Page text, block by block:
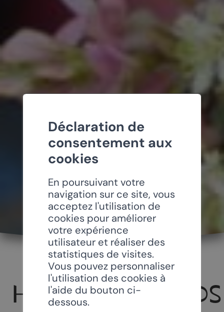
HALLOWEEN’KIDS
Déclaration de
consentement aux
cookies
En poursuivant votre
navigation sur ce site, vous
acceptez l'utilisation de
cookies pour améliorer
votre expérience
utilisateur et réaliser des
statistiques de visites.
Vous pouvez personnaliser
l'utilisation des cookies à
l'aide du bouton ci-
dessous.